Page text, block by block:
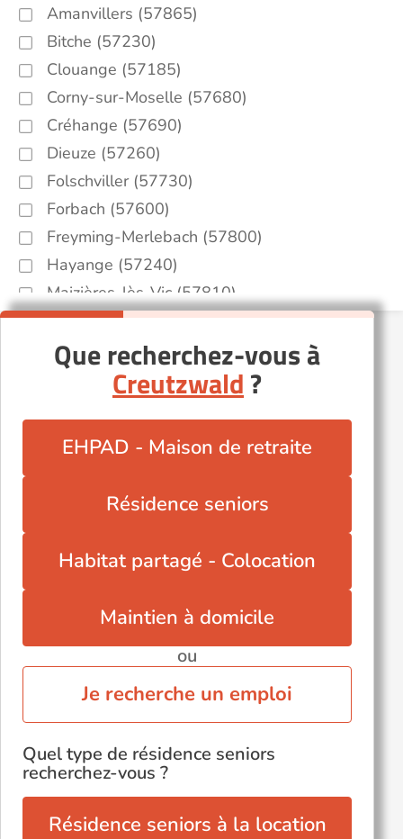
Amanvillers (57865)
Bitche (57230)
Clouange (57185)
Corny-sur-Moselle (57680)
Créhange (57690)
Dieuze (57260)
Folschviller (57730)
Forbach (57600)
Freyming-Merlebach (57800)
Hayange (57240)
Maizières-lès-Vic (57810)
Marly (57155)
Metz (57000)
Montigny-lès-Metz (57950)
Rombas (57120)
Sarreguemines (57200)
Thionville (57100)
Que recherchez-vous à
Creutzwald?
EHPAD - Maison de retraite
Résidence seniors
Habitat partagé - Colocation
Maintien à domicile
ou
Je recherche un emploi
Quel type de résidence seniors
recherchez-vous ?
Résidence seniors à la location